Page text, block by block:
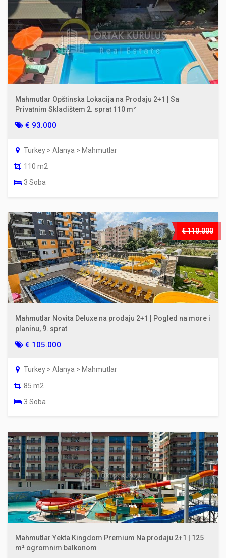
Mahmutlar Opštinska Lokacija na Prodaju 2+1 | Sa
Privatnim Skladištem 2. sprat 110 m²
€ 93.000
Turkey > Alanya > Mahmutlar
110 m2
3 Soba
€ 110.000
Mahmutlar Novita Deluxe na prodaju 2+1 | Pogled na more i
planinu, 9. sprat
€ 105.000
Turkey > Alanya > Mahmutlar
85 m2
3 Soba
Mahmutlar Yekta Kingdom Premium Na prodaju 2+1 | 125
m² ogromnim balkonom